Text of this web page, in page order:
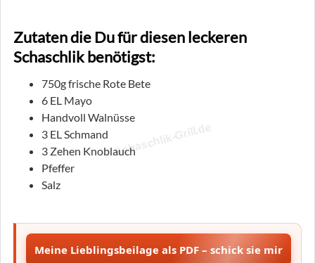
Zutaten die Du für diesen leckeren
Schaschlik benötigst:
750g frische Rote Bete
6 EL Mayo
Handvoll Walnüsse
3 EL Schmand
3 Zehen Knoblauch
Pfeffer
Salz
© Schaschlik-Grill.de
Meine Lieblingsbeilage als PDF – schick sie mir